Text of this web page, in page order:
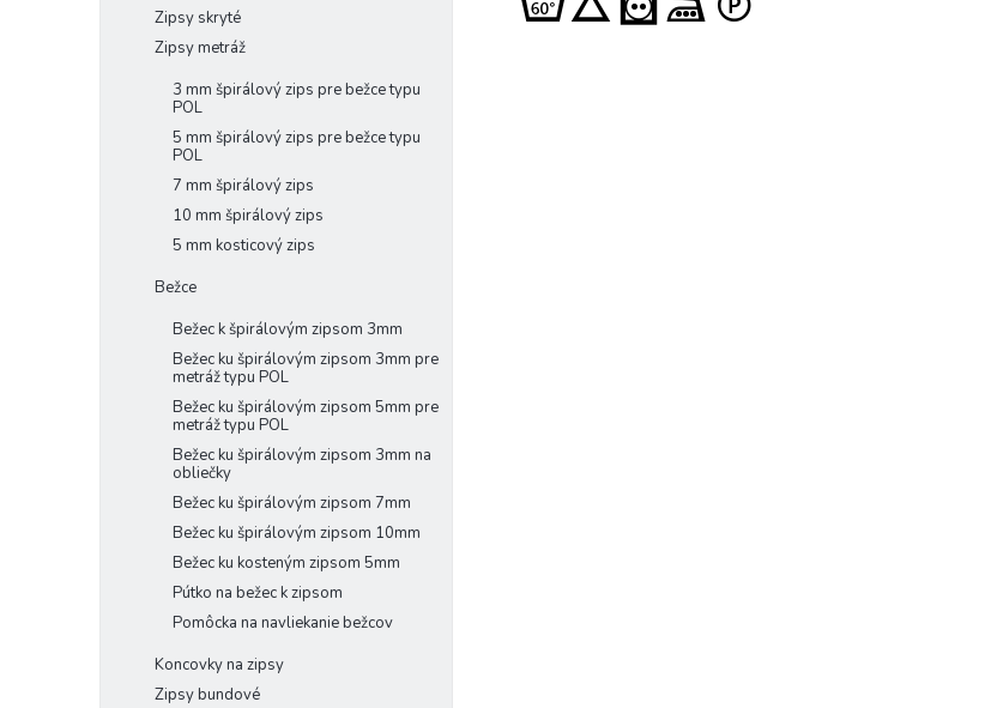
Zipsy skryté
Zipsy metráž
3 mm špirálový zips pre bežce typu
POL
5 mm špirálový zips pre bežce typu
POL
7 mm špirálový zips
10 mm špirálový zips
5 mm kosticový zips
Bežce
Bežec k špirálovým zipsom 3mm
Bežec ku špirálovým zipsom 3mm pre
metráž typu POL
Bežec ku špirálovým zipsom 5mm pre
metráž typu POL
Bežec ku špirálovým zipsom 3mm na
obliečky
Bežec ku špirálovým zipsom 7mm
Bežec ku špirálovým zipsom 10mm
Bežec ku kosteným zipsom 5mm
Pútko na bežec k zipsom
Pomôcka na navliekanie bežcov
Koncovky na zipsy
Zipsy bundové